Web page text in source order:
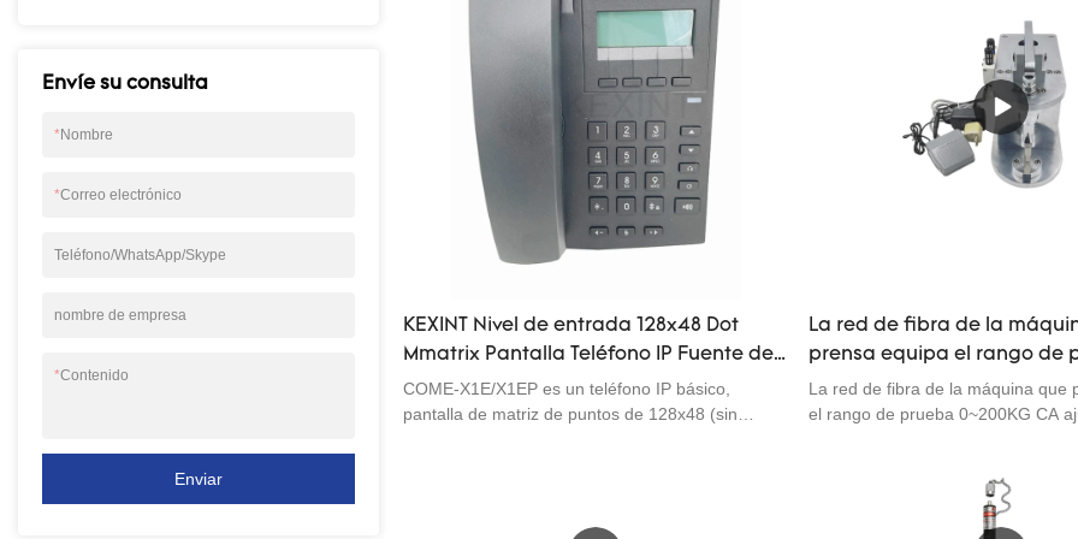
Envíe su consulta
*Nombre
*Correo electrónico
Teléfono/WhatsApp/Skype
nombre de empresa
*Contenido
Enviar
(mm)6: SOC disponible7: abrazadera de fibra 3
en uno8: LCD a color de 3,5 pulgadas9:
Actualización de software a través del puerto USB
de fibra mientras avanza
mecanismos de movimiento de
fusionar las dos fibras en una para
acoplamiento del campo de modo
KEXINT Nivel de entrada 128x48 Dot
Mmatrix Pantalla Teléfono IP Fuente de
alimentación PoE Teléfonos Voip
COME-X1E/X1EP es un teléfono IP básico,
pantalla de matriz de puntos de 128x48 (sin
La red de fibra de la
prensa equipa el rango de
0~200KG CA ajustable 90-
La red de fibra de la máquina que
el rango de prueba 0~200KG CA
dispositivo desarrollado por
Technology co., Ltd para recopilar